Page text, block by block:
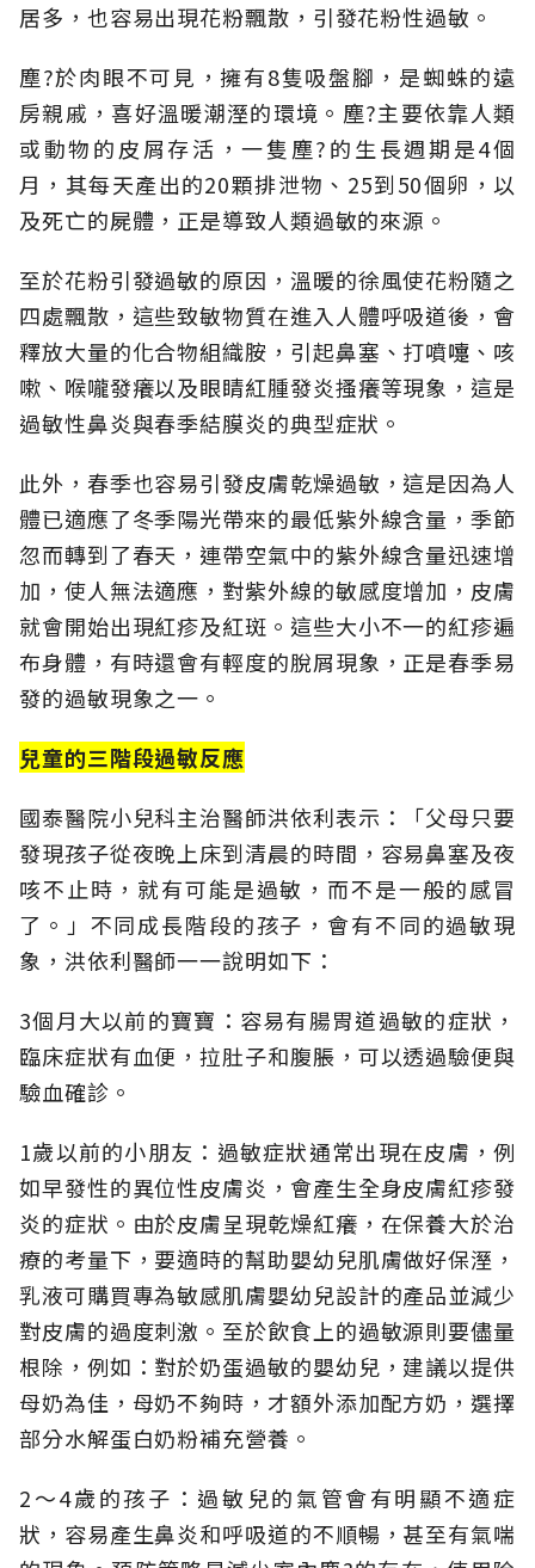
居多，也容易出現花粉飄散，引發花粉性過敏。
塵?於肉眼不可見，擁有8隻吸盤腳，是蜘蛛的遠
房親戚，喜好溫暖潮溼的環境。塵?主要依靠人類
或動物的皮屑存活，一隻塵?的生長週期是4個
月，其每天產出的20顆排泄物、25到50個卵，以
及死亡的屍體，正是導致人類過敏的來源。
至於花粉引發過敏的原因，溫暖的徐風使花粉隨之
四處飄散，這些致敏物質在進入人體呼吸道後，會
釋放大量的化合物組織胺，引起鼻塞、打噴嚏、咳
嗽、喉嚨發癢以及眼睛紅腫發炎搔癢等現象，這是
過敏性鼻炎與春季結膜炎的典型症狀。
此外，春季也容易引發皮膚乾燥過敏，這是因為人
體已適應了冬季陽光帶來的最低紫外線含量，季節
忽而轉到了春天，連帶空氣中的紫外線含量迅速增
加，使人無法適應，對紫外線的敏感度增加，皮膚
就會開始出現紅疹及紅斑。這些大小不一的紅疹遍
布身體，有時還會有輕度的脫屑現象，正是春季易
發的過敏現象之一。
兒童的三階段過敏反應
國泰醫院小兒科主治醫師洪依利表示：「父母只要
發現孩子從夜晚上床到清晨的時間，容易鼻塞及夜
咳不止時，就有可能是過敏，而不是一般的感冒
了。」不同成長階段的孩子，會有不同的過敏現
象，洪依利醫師一一說明如下：
3個月大以前的寶寶：容易有腸胃道過敏的症狀，
臨床症狀有血便，拉肚子和腹脹，可以透過驗便與
驗血確診。
1歲以前的小朋友：過敏症狀通常出現在皮膚，例
如早發性的異位性皮膚炎，會產生全身皮膚紅疹發
炎的症狀。由於皮膚呈現乾燥紅癢，在保養大於治
療的考量下，要適時的幫助嬰幼兒肌膚做好保溼，
乳液可購買專為敏感肌膚嬰幼兒設計的產品並減少
對皮膚的過度刺激。至於飲食上的過敏源則要儘量
根除，例如：對於奶蛋過敏的嬰幼兒，建議以提供
母奶為佳，母奶不夠時，才額外添加配方奶，選擇
部分水解蛋白奶粉補充營養。
2～4歲的孩子：過敏兒的氣管會有明顯不適症
狀，容易產生鼻炎和呼吸道的不順暢，甚至有氣喘